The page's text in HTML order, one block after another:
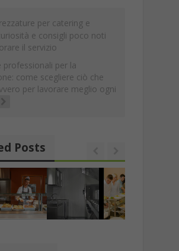
per catering e
e consigli poco noti
il servizio
professionali per la
come scegliere ciò che
per lavorare meglio ogni
Posts